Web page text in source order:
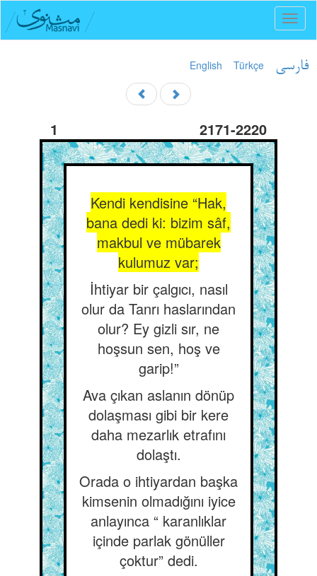
English Türkçe فارسی
1 2171-2220
Kendi kendisine “Hak,
bana dedi ki: bizim sâf,
makbul ve mübarek
kulumuz var;
İhtiyar bir çalgıcı, nasıl
olur da Tanrı haslarından
olur? Ey gizli sır, ne
hoşsun sen, hoş ve
garip!”
Ava çıkan aslanın dönüp
dolaşması gibi bir kere
daha mezarlık etrafını
dolaştı.
Orada o ihtiyardan başka
kimsenin olmadığını iyice
anlayınca “ karanlıklar
içinde parlak gönüller
çoktur” dedi.